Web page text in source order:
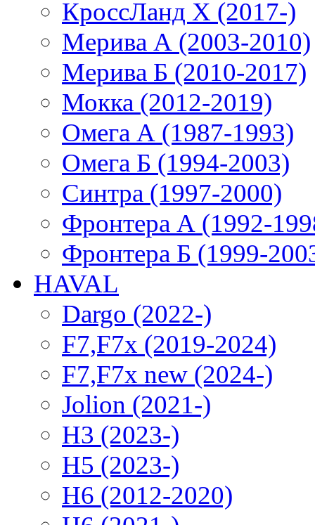
КроссЛанд X (2017-)
Мерива А (2003-2010)
Мерива Б (2010-2017)
Мокка (2012-2019)
Омега А (1987-1993)
Омега Б (1994-2003)
Синтра (1997-2000)
Фронтера А (1992-
Фронтера Б (1999-
HAVAL
Dargo (2022-)
F7,F7x (2019-2024)
F7,F7x new (2024-)
Jolion (2021-)
H3 (2023-)
H5 (2023-)
H6 (2012-2020)